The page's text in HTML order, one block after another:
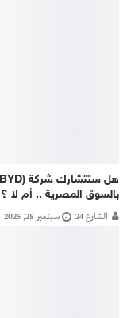
بالسوق المصرية .. أم لا ؟
الشارع 24 سبتمبر 28, 2025